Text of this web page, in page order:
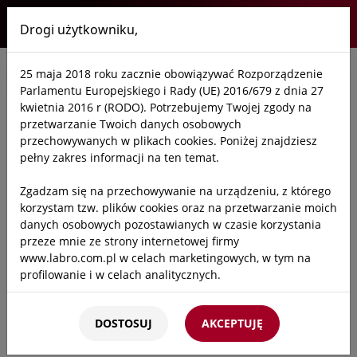
Labro
Start / Oferta / Laboratoria / Armatura i zawory / Zawory kontrolne /
Drogi użytkowniku,
25 maja 2018 roku zacznie obowiązywać Rozporządzenie
Parlamentu Europejskiego i Rady (UE) 2016/679 z dnia 27
kwietnia 2016 r (RODO). Potrzebujemy Twojej zgody na
przetwarzanie Twoich danych osobowych
przechowywanych w plikach cookies. Poniżej znajdziesz
pełny zakres informacji na ten temat.
Zgadzam się na przechowywanie na urządzeniu, z którego
korzystam tzw. plików cookies oraz na przetwarzanie moich
danych osobowych pozostawianych w czasie korzystania
przeze mnie ze strony internetowej firmy
www.labro.com.pl w celach marketingowych, w tym na
profilowanie i w celach analitycznych.
Kto będzie administratorem Twoich danych?
Administratorami Twoich danych będziemy my: Firma
Labro Technologie sp.z o.o.sp.k. z siedzibą w Krakowie ul.
DOSTOSUJ AKCEPTUJĘ